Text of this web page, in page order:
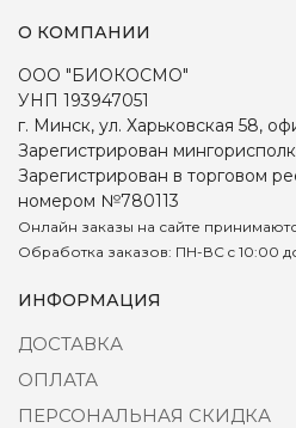
О КОМПАНИИ
ООО "БИОКОСМО"
УНП 193947051
г. Минск, ул. Харьковская 58,
Зарегистрирован
Зарегистрирован в торговом
номером №780113
Онлайн заказы на сайте
Обработка заказов: ПН-ВС c 10:00
ИНФОРМАЦИЯ
ДОСТАВКА
ОПЛАТА
ПЕРСОНАЛЬНАЯ СКИДКА